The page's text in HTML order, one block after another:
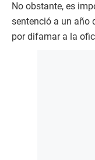
No obstante, es
sentenció a un año
por difamar a la